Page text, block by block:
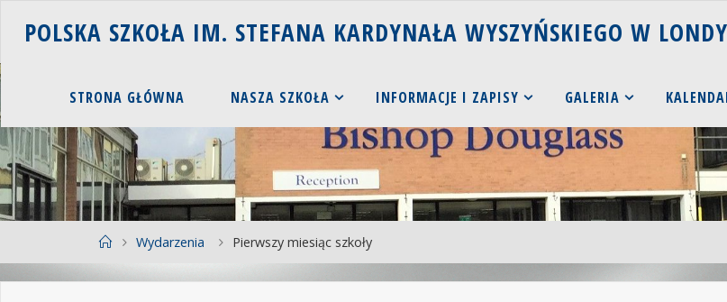
POLSKA SZKOŁA IM. STEFANA KARDYNAŁA WYSZYŃSKIEGO W LONDY
STRONA GŁÓWNA NASZA SZKOŁA INFORMACJE I ZAPISY GALERIA
Wydarzenia Pierwszy miesiąc szkoły